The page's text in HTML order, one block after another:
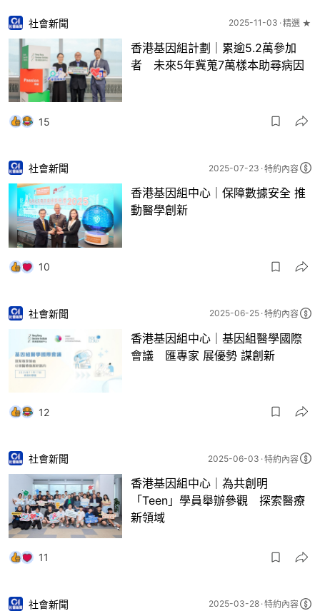
社會新聞 2025-11-03 精選 ★
香港基因組計劃｜累逾5.2萬參加
者 未來5年冀蒐7萬樣本助尋病因
15
社會新聞 2025-07-23 特約內容
香港基因組中心｜保障數據安全 推
動醫學創新
10
社會新聞 2025-06-25 特約內容
香港基因組中心｜基因組醫學國際
會議 匯專家 展優勢 謀創新
12
社會新聞 2025-06-03 特約內容
香港基因組中心｜為共創明
「Teen」學員舉辦參觀 探索醫療
新領域
11
社會新聞 2025-03-28 特約內容